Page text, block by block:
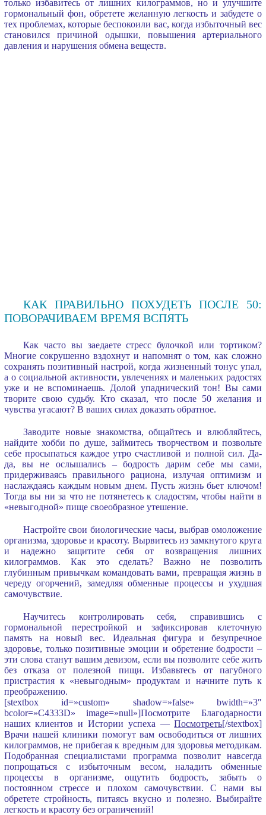
только избавитесь от лишних килограммов, но и улучшите
гормональный фон, обретете желанную легкость и забудете о
тех проблемах, которые беспокоили вас, когда избыточный вес
становился причиной одышки, повышения артериального
давления и нарушения обмена веществ.
КАК ПРАВИЛЬНО ПОХУДЕТЬ ПОСЛЕ 50:
ПОВОРАЧИВАЕМ ВРЕМЯ ВСПЯТЬ
Как часто вы заедаете стресс булочкой или тортиком?
Многие сокрушенно вздохнут и напомнят о том, как сложно
сохранять позитивный настрой, когда жизненный тонус упал,
а о социальной активности, увлечениях и маленьких радостях
уже и не вспоминаешь. Долой упаднический тон! Вы сами
творите свою судьбу. Кто сказал, что после 50 желания и
чувства угасают? В ваших силах доказать обратное.
Заводите новые знакомства, общайтесь и влюбляйтесь,
найдите хобби по душе, займитесь творчеством и позвольте
себе просыпаться каждое утро счастливой и полной сил. Да-
да, вы не ослышались – бодрость дарим себе мы сами,
придерживаясь правильного рациона, излучая оптимизм и
наслаждаясь каждым новым днем. Пусть жизнь бьет ключом!
Тогда вы ни за что не потянетесь к сладостям, чтобы найти в
«невыгодной» пище своеобразное утешение.
Настройте свои биологические часы, выбрав омоложение
организма, здоровье и красоту. Вырвитесь из замкнутого круга
и надежно защитите себя от возвращения лишних
килограммов. Как это сделать? Важно не позволить
глубинным привычкам командовать вами, превращая жизнь в
череду огорчений, замедляя обменные процессы и ухудшая
самочувствие.
Научитесь контролировать себя, справившись с
гормональной перестройкой и зафиксировав клеточную
память на новый вес. Идеальная фигура и безупречное
здоровье, только позитивные эмоции и обретение бодрости –
эти слова станут вашим девизом, если вы позволите себе жить
без отказа от полезной пищи. Избавьтесь от пагубного
пристрастия к «невыгодным» продуктам и начните путь к
преображению.
[stextbox id=»custom» shadow=»false» bwidth=»3″
bcolor=»C4333D» image=»null»]Посмотрите Благодарности
наших клиентов и Истории успеха —Посмотреть[/stextbox]
Врачи нашей клиники помогут вам освободиться от лишних
килограммов, не прибегая к вредным для здоровья методикам.
Подобранная специалистами программа позволит навсегда
попрощаться с избыточным весом, наладить обменные
процессы в организме, ощутить бодрость, забыть о
постоянном стрессе и плохом самочувствии. С нами вы
обретете стройность, питаясь вкусно и полезно. Выбирайте
легкость и красоту без ограничений!